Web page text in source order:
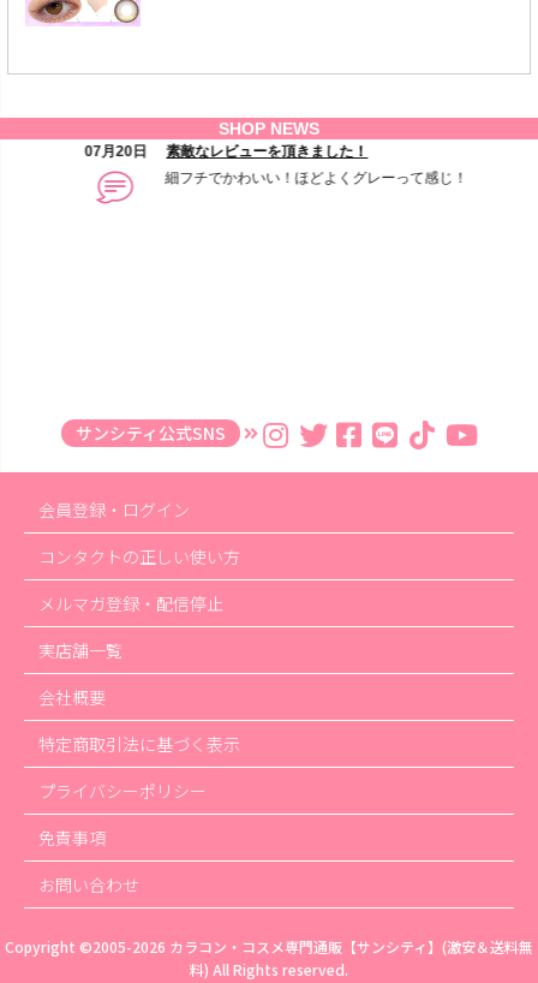
サンシティ公式SNS
会員登録・ログイン
コンタクトの正しい使い方
メルマガ登録・配信停止
実店舗一覧
会社概要
特定商取引法に基づく表示
プライバシーポリシー
免責事項
お問い合わせ
Copyright ©2005-2026 カラコン・コスメ専門通販【サンシティ】(激安＆送料無
料) All Rights reserved.